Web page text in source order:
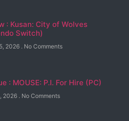
: Kusan: City of Wolves
Switch)
2026 No Comments
: MOUSE: P.I. For Hire (PC)
2026 No Comments